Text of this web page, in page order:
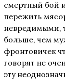
смертный бой
пережить
невредимыми,
больше, чем
фронтовичек
говорят не
эту